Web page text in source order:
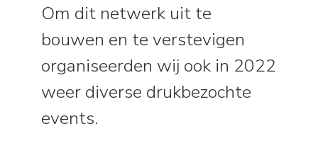
Om dit netwerk uit te
bouwen en te verstevigen
organiseerden wij ook in 2022
weer diverse drukbezochte
events.